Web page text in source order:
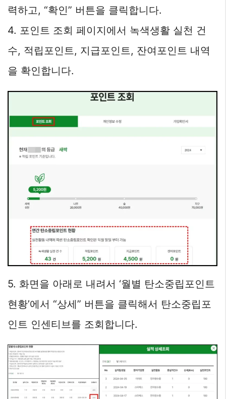
력하고, “확인” 버튼을 클릭합니다.
4. 포인트 조회 페이지에서 녹색생활 실천 건
수, 적립포인트, 지급포인트, 잔여포인트 내역
을 확인합니다.
5. 화면을 아래로 내려서 ‘월별 탄소중립포인트
현황’에서 “상세” 버튼을 클릭해서 탄소중립포
인트 인센티브를 조회합니다.